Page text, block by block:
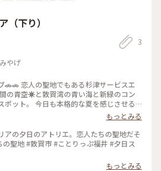
ター #ことりっぷ福井
（下り）
やげ
3
🚗🚗 恋人の聖地でもある杉津サービスエ
の青空☀️と敦賀湾の青い海と新緑のコン
ポット。 今日も本格的な夏を感じさせる
もっとみる
アの夕日のアトリエ。恋人たちの聖地だそ
の聖地 #敦賀市 #ことりっぷ福井 #夕日ス
もっとみる